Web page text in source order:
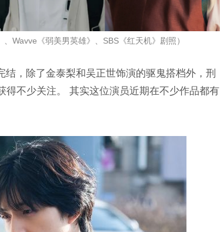
、Wavve《弱美男英雄》、SBS《红天机》剧照）
结，除了金泰梨和吴正世饰演的驱鬼搭档外，刑
得不少关注。 其实这位演员近期在不少作品都有